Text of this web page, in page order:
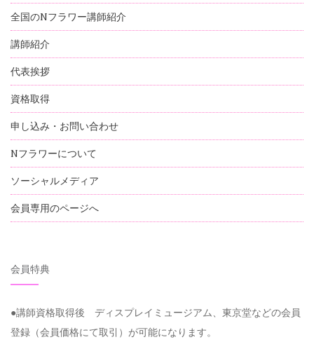
全国のNフラワー講師紹介
講師紹介
代表挨拶
資格取得
申し込み・お問い合わせ
Nフラワーについて
ソーシャルメディア
会員専用のページへ
会員特典
●講師資格取得後 ディスプレイミュージアム、東京堂などの会員
登録（会員価格にて取引）が可能になります。